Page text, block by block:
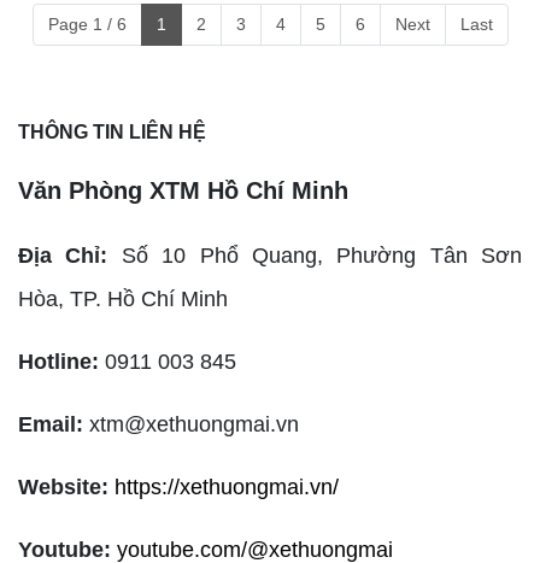
Page 1 / 6 1 2 3 4 5 6 Next Last
THÔNG TIN LIÊN HỆ
Văn Phòng XTM Hồ Chí Minh
Địa Chỉ: Số 10 Phổ Quang, Phường Tân Sơn
Hòa, TP. Hồ Chí Minh
Hotline: 0911 003 845
Email: xtm@xethuongmai.vn
Website: https://xethuongmai.vn/
Youtube: youtube.com/@xethuongmai